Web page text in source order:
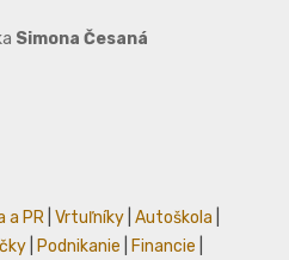
Simona Česaná
a PR Vrtuľníky Autoškola
Podnikanie Financie